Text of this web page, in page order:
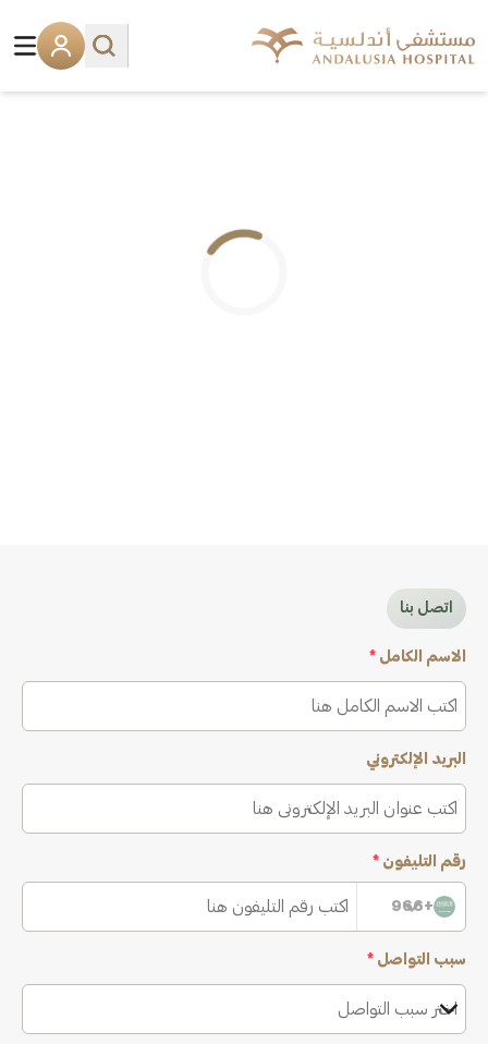
اتصل بنا
الاسم الكامل *
البريد الإلكتروني
رقم التليفون *
+966
سبب التواصل *
اختر سبب التواصل